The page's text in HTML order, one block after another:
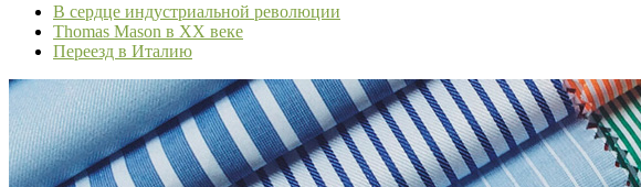
В сердце индустриальной революции
Thomas Mason в XX веке
Переезд в Италию